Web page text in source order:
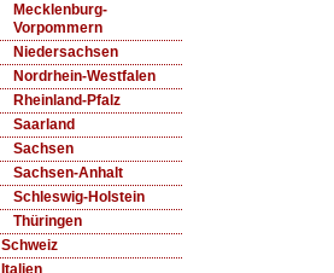
Mecklenburg-
Vorpommern
Niedersachsen
Nordrhein-Westfalen
Rheinland-Pfalz
Saarland
Sachsen
Sachsen-Anhalt
Schleswig-Holstein
Thüringen
Schweiz
Italien